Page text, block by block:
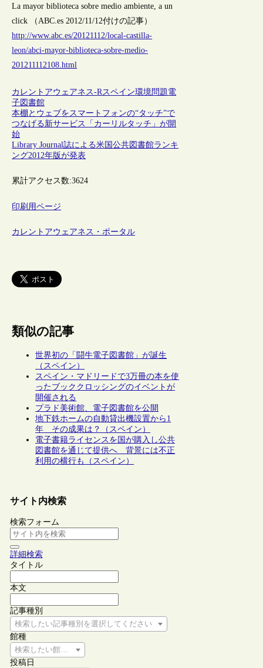
La mayor biblioteca sobre medio ambiente, a un
click （ABC.es 2012/11/12付けの記事）
http://www.abc.es/20121112/local-castilla-
leon/abci-mayor-biblioteca-sobre-medio-
201211112108.html
カレントアウェアネス-Rスペイン環境問題電
子図書館
本棚とウェブをスマートフォンの“タッチ”で
つなげる新サービス「カーリルタッチ」が開
始
Library Journal誌による米国公共図書館ランキ
ング2012年版が発表
累計アクセス数:3624
印刷用ページ
カレントアウェアネス・ポータル
類似の記事
世界初の「闘牛電子図書館」が誕生
（スペイン）
スペイン・マドリードで3万冊の本を使
ったブッククロッシングのイベントが
開催される
プラド美術館、電子図書館を公開
地下鉄ホームの自動貸出機設置から1
年 その成果は？（スペイン）
電子書籍ライセンスを国が購入し公共
図書館を通じて提供へ 背景には不正
利用の横行も（スペイン）
サイト内検索
検索フォーム
詳細検索
タイトル
本文
記事種別
検索したい記事種別を選択してください
館種
検索したい館種を選択してください
投稿日